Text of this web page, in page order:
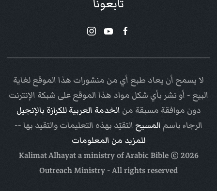
تابعونا
لا يسمح أن يعاد طبع أي من منشورات هذا الموقع لغاية
البيع - أو نشر بأي شكل مواد هذا الموقع على شبكة الإنترنت
دون موافقة مسبقة من الخدمة العربية للكرازة بالإنجيل
الرجاء باسم المسيح التقيّد بهذه التعليمات والتقيد بها --
للمزيد من المعلومات
2026
© Kalimat Alhayat a ministry of
Arabic Bible
Outreach Ministry- All rights reserved